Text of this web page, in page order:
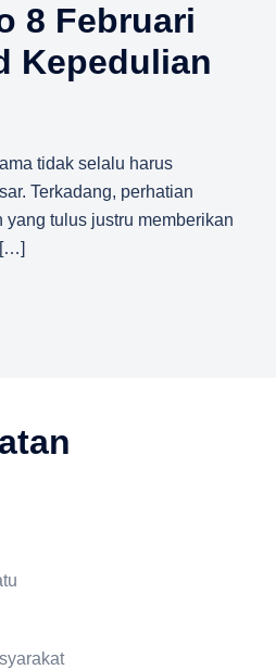
8 Februari
Kepedulian
tidak selalu harus
Terkadang, perhatian
tulus justru memberikan